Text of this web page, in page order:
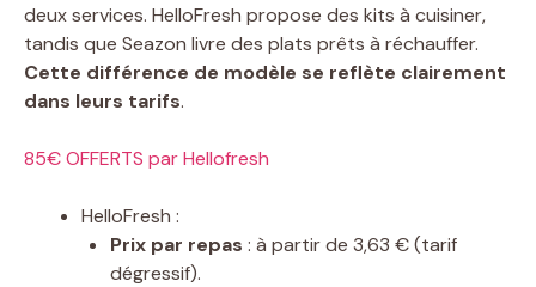
deux services. HelloFresh propose des kits à cuisiner,
tandis que Seazon livre des plats prêts à réchauffer.
Cette différence de modèle se reflète clairement
dans leurs tarifs.
85€ OFFERTS par Hellofresh
HelloFresh :
Prix par repas : à partir de 3,63 € (tarif
dégressif).